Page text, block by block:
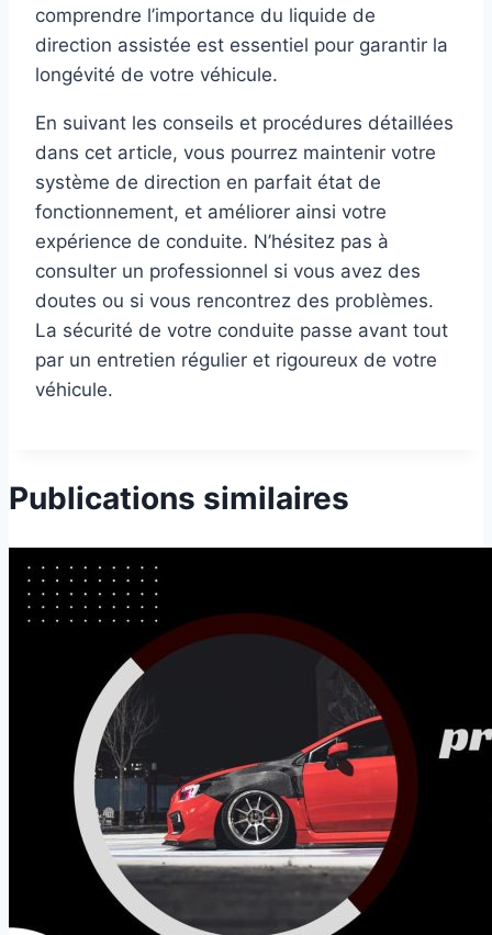
comprendre l’importance du liquide de
direction assistée est essentiel pour garantir la
longévité de votre véhicule.
En suivant les conseils et procédures détaillées
dans cet article, vous pourrez maintenir votre
système de direction en parfait état de
fonctionnement, et améliorer ainsi votre
expérience de conduite. N’hésitez pas à
consulter un professionnel si vous avez des
doutes ou si vous rencontrez des problèmes.
La sécurité de votre conduite passe avant tout
par un entretien régulier et rigoureux de votre
véhicule.
Publications similaires